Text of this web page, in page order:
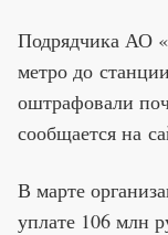
Подрядчика АО
метро до
оштрафовали
сообщается на
В марте
уплате 106 млн